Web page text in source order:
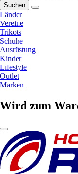
Suchen
Länder
Vereine
Trikots
Schuhe
Ausrüstung
Kinder
Lifestyle
Outlet
Marken
Wird zum